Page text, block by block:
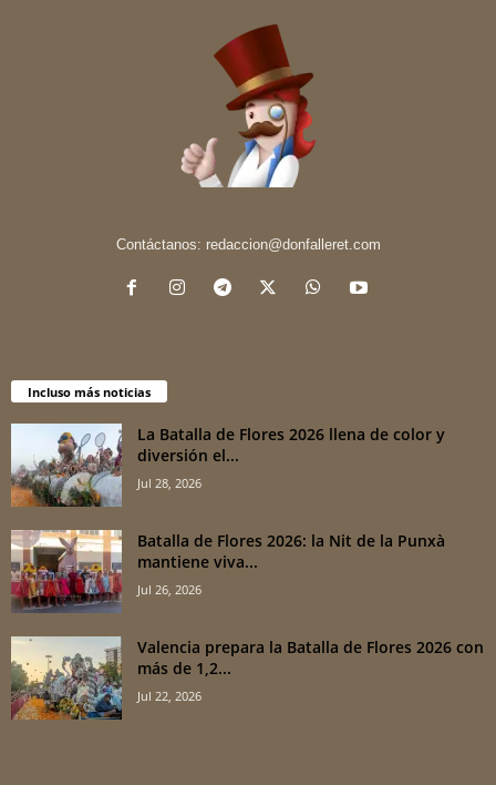
Contáctanos: redaccion@donfalleret.com
Incluso más noticias
La Batalla de Flores 2026 llena de color y
diversión el...
Jul 28, 2026
Batalla de Flores 2026: la Nit de la Punxà
mantiene viva...
Jul 26, 2026
Valencia prepara la Batalla de Flores 2026 con
más de 1,2...
Jul 22, 2026